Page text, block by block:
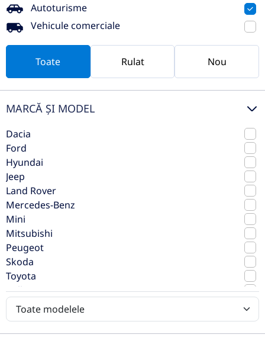
rulat
Skoda Scala
2021
69.791 km
Preț de listă
14.500€
TVA inclus deductibil
Autoturisme
Vehicule comerciale
Toate Rulat Nou
MARCĂ ȘI MODEL
Dacia
Ford
Hyundai
Jeep
Land Rover
Mercedes-Benz
Mini
Mitsubishi
Peugeot
Skoda
Toyota
Volkswagen
Volvo